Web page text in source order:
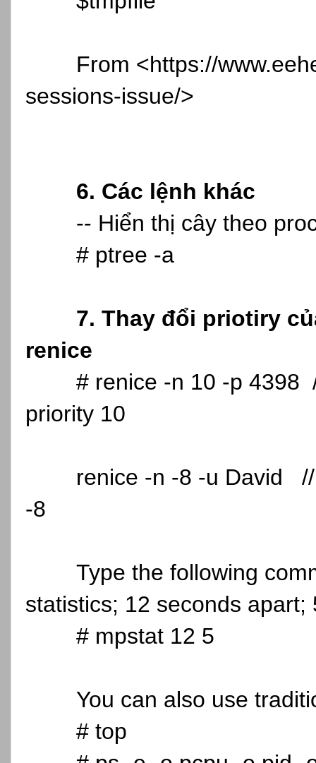
From <https://
sessions-issue/>
6. Các lệnh khác
-- Hiển thị cây theo
# ptree -a
7. Thay đổi priotiry
renice
# renice -n 10 -p 4398
priority 10
renice -n -8 -u David
-8
Type the following
statistics; 12 seconds apart;
# mpstat 12 5
You can also use
# top